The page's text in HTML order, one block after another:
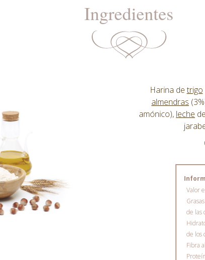
Ingredientes
Harina de trigo
almendras
amónico), leche
Valor
Grasas
de las
de los
Fibra